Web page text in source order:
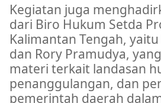
Kegiatan juga
dari Biro Hukum Setda
Kalimantan Tengah,
dan Rory Pramudya,
materi terkait landasan
penanggulangan, dan
pemerintah daerah